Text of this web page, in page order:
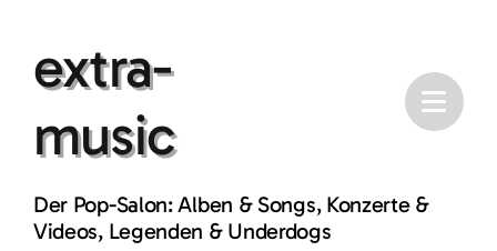
contentextra-
music
Der Pop-Salon: Alben & Songs, Konzerte &
Videos, Legenden & Underdogs